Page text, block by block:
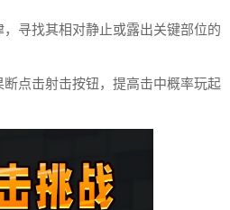
寻找其相对静止或露出关键部位的
点击射击按钮，提高击中概率玩起